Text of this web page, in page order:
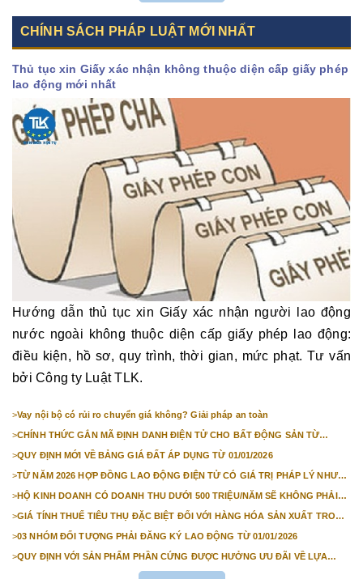
CHÍNH SÁCH PHÁP LUẬT MỚI NHẤT
Thủ tục xin Giấy xác nhận không thuộc diện cấp giấy phép
lao động mới nhất
Hướng dẫn thủ tục xin Giấy xác nhận người lao động
nước ngoài không thuộc diện cấp giấy phép lao động:
điều kiện, hồ sơ, quy trình, thời gian, mức phạt. Tư vấn
bởi Công ty Luật TLK.
>Vay nội bộ có rủi ro chuyển giá không? Giải pháp an toàn
>CHÍNH THỨC GẮN MÃ ĐỊNH DANH ĐIỆN TỬ CHO BẤT ĐỘNG SẢN TỪ
>QUY ĐỊNH MỚI VỀ BẢNG GIÁ ĐẤT ÁP DỤNG TỪ 01/01/2026
>TỪ NĂM 2026 HỢP ĐỒNG LAO ĐỘNG ĐIỆN TỬ CÓ GIÁ TRỊ PHÁP LÝ NHƯ
>HỘ KINH DOANH CÓ DOANH THU DƯỚI 500 TRIỆU/NĂM SẼ KHÔNG PHẢI
>GIÁ TÍNH THUẾ TIÊU THỤ ĐẶC BIỆT ĐỐI VỚI HÀNG HÓA SẢN XUẤT TRONG
>03 NHÓM ĐỐI TƯỢNG PHẢI ĐĂNG KÝ LAO ĐỘNG TỪ 01/01/2026
>QUY ĐỊNH VỚI SẢN PHẨM PHẦN CỨNG ĐƯỢC HƯỞNG ƯU ĐÃI VỀ LỰA